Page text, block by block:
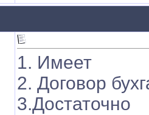
1. Имеет
2. Договор
3.Достаточно